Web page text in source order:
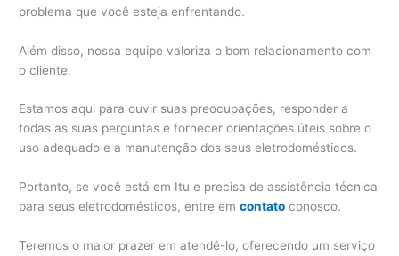
problema que você esteja enfrentando.
Além disso, nossa equipe valoriza o bom relacionamento com
o cliente.
Estamos aqui para ouvir suas preocupações, responder a
todas as suas perguntas e fornecer orientações úteis sobre o
uso adequado e a manutenção dos seus eletrodomésticos.
Portanto, se você está em Itu e precisa de assistência técnica
para seus eletrodomésticos, entre emcontato conosco.
Teremos o maior prazer em atendê-lo, oferecendo um serviço